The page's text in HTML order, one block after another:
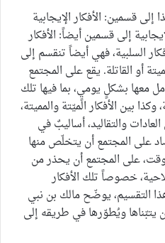
قسمين: الأفكار الإيجابية
إلى قسمين أيضاً: الأفكار
السلبية، فهي أيضاً تنقسم إلى
أو القاتلة. يقع على المجتمع
معها بشكلٍ يوميٍ، بما فيها تلك
بين الأفكار الميّتة والمميتة،
والتقاليد، أساليبٌ في
على المجتمع أن يتخلّص منها
على المجتمع أن يحذر من
خصوصاً تلك الأفكار
التقسيم، يوضّح مالك بن نبي
يتبّناها ويُطوّرها في طريقه إلى